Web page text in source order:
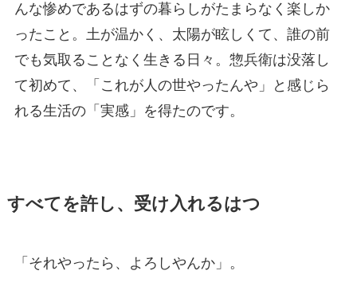
んな惨めであるはずの暮らしがたまらなく楽しか
ったこと。土が温かく、太陽が眩しくて、誰の前
でも気取ることなく生きる日々。惣兵衛は没落し
て初めて、「これが人の世やったんや」と感じら
れる生活の「実感」を得たのです。
すべてを許し、受け入れるはつ
「それやったら、よろしやんか」。